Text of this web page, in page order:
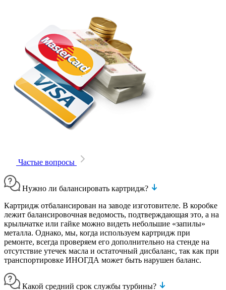
Частые вопросы
Нужно ли балансировать картридж?
Картридж отбалансирован на заводе изготовителе. В коробке
лежит балансировочная ведомость, подтверждающая это, а на
крыльчатке или гайке можно видеть небольшие «запилы»
металла. Однако, мы, когда используем картридж при
ремонте, всегда проверяем его дополнительно на стенде на
отсутствие утечек масла и остаточный дисбаланс, так как при
транспортировке ИНОГДА может быть нарушен баланс.
Какой средний срок службы турбины?